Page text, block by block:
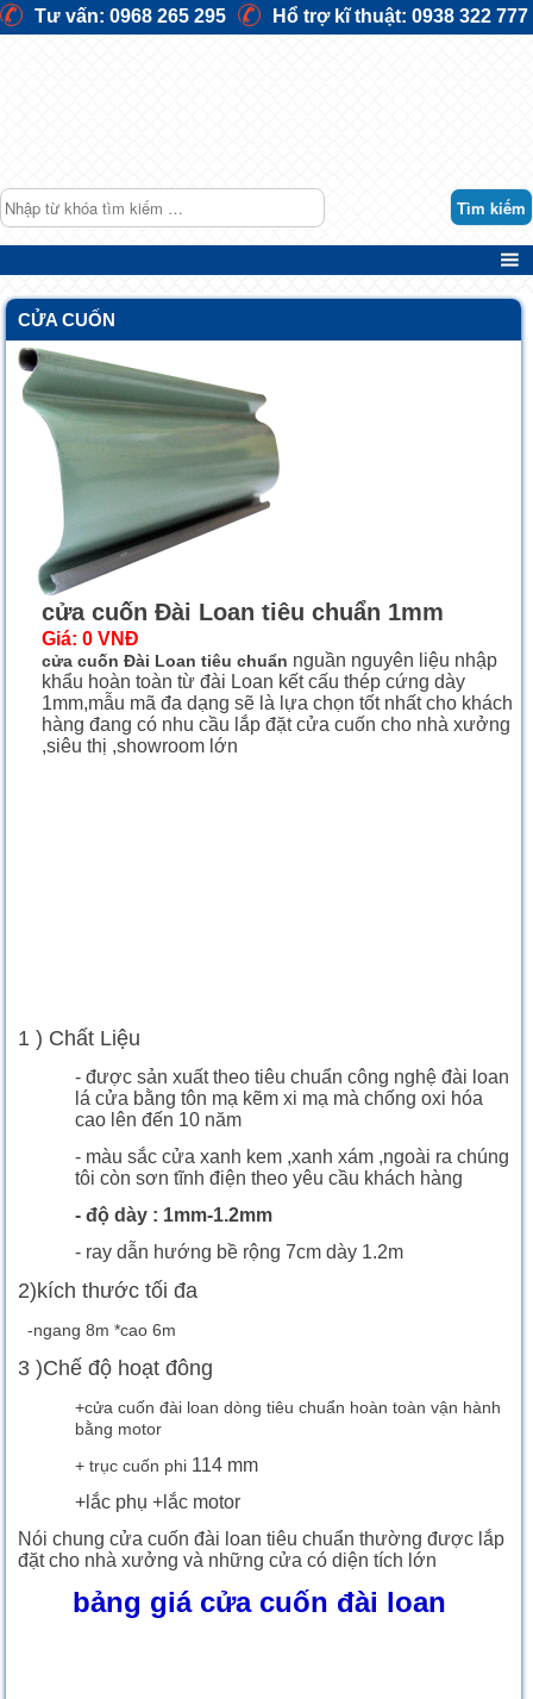
Tư vấn: 0968 265 295 Hổ trợ kĩ thuật: 0938 322 777
Search
CỬA CUỐN
cửa cuốn Đài Loan tiêu chuẩn 1mm
Giá: 0 VNĐ
cửa cuốn Đài Loan tiêu chuẩn nguần nguyên liệu nhập
khẩu hoàn toàn từ đài Loan kết cấu thép cứng dày
1mm,mẫu mã đa dạng sẽ là lựa chọn tốt nhất cho khách
hàng đang có nhu cầu lắp đặt cửa cuốn cho nhà xưởng
,siêu thị ,showroom lớn
1 ) Chất Liệu
- được sản xuất theo tiêu chuẩn công nghệ đài loan
lá cửa bằng tôn mạ kẽm xi mạ mà chống oxi hóa
cao lên đến 10 năm
- màu sắc cửa xanh kem ,xanh xám ,ngoài ra chúng
tôi còn sơn tĩnh điện theo yêu cầu khách hàng
- độ dày : 1mm-1.2mm
- ray dẫn hướng bề rộng 7cm dày 1.2m
2)kích thước tối đa
-ngang 8m *cao 6m
3 )Chế độ hoạt đông
+cửa cuốn đài loan dòng tiêu chuẩn hoàn toàn vận hành
bằng motor
+ trục cuốn phi 114 mm
+lắc phụ +lắc motor
Nói chung cửa cuốn đài loan tiêu chuẩn thường được lắp
đặt cho nhà xưởng và những cửa có diện tích lớn
bảng giá cửa cuốn đài loan